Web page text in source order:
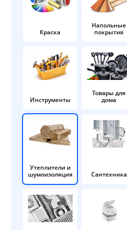
Краска
Напольные
покрытия
Инструменты
Товары для
дома
Утеплители и
шумоизоляция
Сантехника